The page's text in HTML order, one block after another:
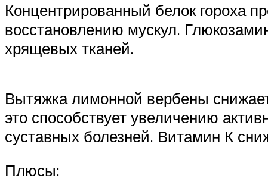
Концентрированный белок гороха
восстановлению мускул.
хрящевых тканей.
Вытяжка лимонной вербены
это способствует увеличению
суставных болезней. Витамин К
Плюсы: